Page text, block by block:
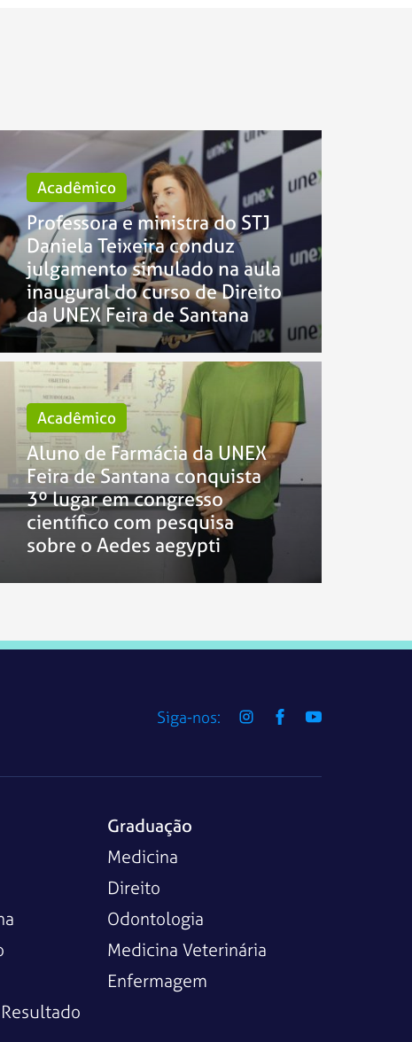
Acadêmico
Professora e ministra do STJ
Daniela Teixeira conduz
julgamento simulado na aula
inaugural do curso de Direito
da UNEX Feira de Santana
Acadêmico
Aluno de Farmácia da UNEX
Feira de Santana conquista
3º lugar em congresso
científico com pesquisa
sobre o Aedes aegypti
Siga-nos:
Graduação
Medicina
Direito
Odontologia
Medicina Veterinária
Enfermagem